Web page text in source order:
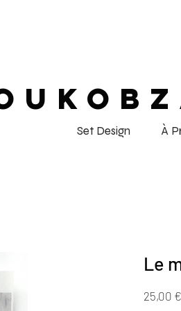
Set Design À
Le
25,00 €